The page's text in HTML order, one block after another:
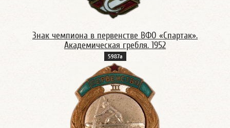
Знак чемпиона в первенстве ВФО «Спартак».
Академическая гребля. 1952
5987a